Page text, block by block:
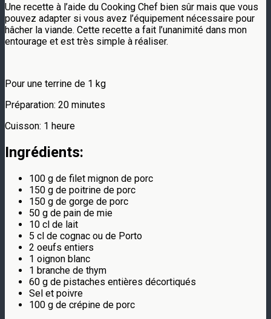
Une recette à l’aide du Cooking Chef bien sûr mais que vous
pouvez adapter si vous avez l’équipement nécessaire pour
hâcher la viande. Cette recette a fait l’unanimité dans mon
entourage et est très simple à réaliser.
Pour une terrine de 1 kg
Préparation: 20 minutes
Cuisson: 1 heure
Ingrédients:
100 g de filet mignon de porc
150 g de poitrine de porc
150 g de gorge de porc
50 g de pain de mie
10 cl de lait
5 cl de cognac ou de Porto
2 oeufs entiers
1 oignon blanc
1 branche de thym
60 g de pistaches entières décortiqués
Sel et poivre
100 g de crépine de porc